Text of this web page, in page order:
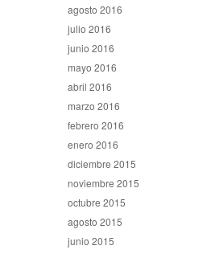
agosto 2016
julio 2016
junio 2016
mayo 2016
abril 2016
marzo 2016
febrero 2016
enero 2016
diciembre 2015
noviembre 2015
octubre 2015
agosto 2015
junio 2015